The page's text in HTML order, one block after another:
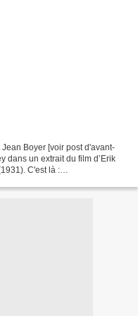
Boyer [voir post d'avant-
dans un extrait du film d’Erik
C'est là :